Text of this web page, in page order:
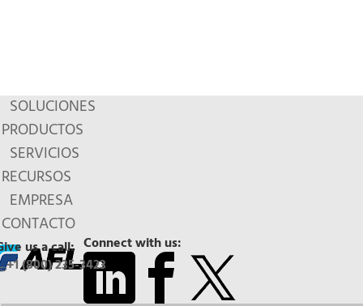
SOLUCIONES
PRODUCTOS
SERVICIOS
RECURSOS
EMPRESA
CONTACTO
Connect with us:
us a call:
+1 (800) 235-3423